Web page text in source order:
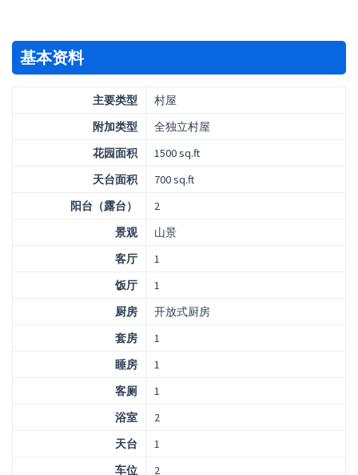
基本资料
主要类型
村屋
附加类型
全独立村屋
花园面积
1500 sq.ft
天台面积
700 sq.ft
阳台（露台）
2
景观
山景
客厅
1
饭厅
1
厨房
开放式厨房
套房
1
睡房
1
客厕
1
浴室
2
天台
1
车位
2